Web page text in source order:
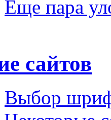
Еще пара
сайтов
Выбор